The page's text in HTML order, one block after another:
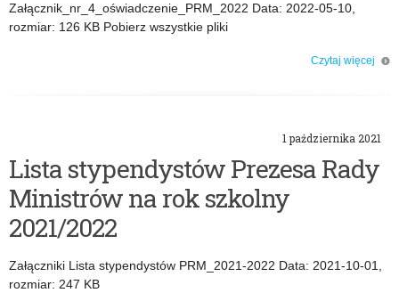
Załącznik_nr_4_oświadczenie_PRM_2022 Data: 2022-05-10,
rozmiar: 126 KB Pobierz wszystkie pliki
Czytaj więcej
1 października 2021
Lista stypendystów Prezesa Rady
Ministrów na rok szkolny
2021/2022
Załączniki Lista stypendystów PRM_2021-2022 Data: 2021-10-01,
rozmiar: 247 KB